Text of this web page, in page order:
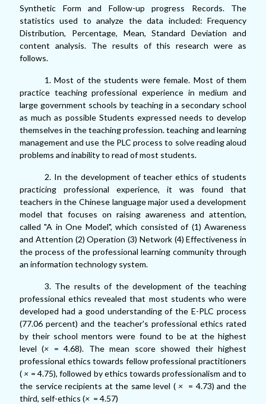
Synthetic Form and Follow-up progress Records. The
statistics used to analyze the data included: Frequency
Distribution, Percentage, Mean, Standard Deviation and
content analysis. The results of this research were as
follows.
1. Most of the students were female. Most of them
practice teaching professional experience in medium and
large government schools by teaching in a secondary school
as much as possible Students expressed needs to develop
themselves in the teaching profession. teaching and learning
management and use the PLC process to solve reading aloud
problems and inability to read of most students.
2. In the development of teacher ethics of students
practicing professional experience, it was found that
teachers in the Chinese language major used a development
model that focuses on raising awareness and attention,
called "A in One Model", which consisted of (1) Awareness
and Attention (2) Operation (3) Network (4) Effectiveness in
the process of the professional learning community through
an information technology system.
3. The results of the development of the teaching
professional ethics revealed that most students who were
developed had a good understanding of the E-PLC process
(77.06 percent) and the teacher's professional ethics rated
by their school mentors were found to be at the highest
level (× = 4.68). The mean score showed their highest
professional ethics towards fellow professional practitioners
( × = 4.75), followed by ethics towards professionalism and to
the service recipients at the same level ( × = 4.73) and the
third, self-ethics (× = 4.57)